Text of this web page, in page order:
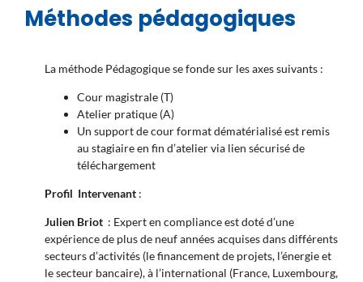
Méthodes pédagogiques
La méthode Pédagogique se fonde sur les axes suivants :
Cour magistrale (T)
Atelier pratique (A)
Un support de cour format dématérialisé est remis
au stagiaire en fin d’atelier via lien sécurisé de
téléchargement
Profil Intervenant :
Julien Briot : Expert en compliance est doté d’une
expérience de plus de neuf années acquises dans différents
secteurs d’activités (le financement de projets, l’énergie et
le secteur bancaire), à l’international (France, Luxembourg,